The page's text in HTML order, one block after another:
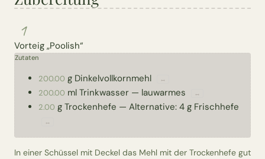
1
Vorteig „Poolish“
Zutaten
200.00 g Dinkelvollkornmehl ↔
200.00 ml Trinkwasser — lauwarmes ↔
2.00 g Trockenhefe — Alternative: 4 g Frischhefe
↔
In einer Schüssel mit Deckel das Mehl mit der Trockenhefe gut